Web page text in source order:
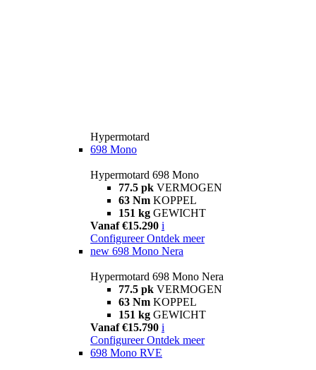
Hypermotard
698 Mono
Hypermotard 698 Mono
77.5 pk VERMOGEN
63 Nm KOPPEL
151 kg GEWICHT
Vanaf €15.290 i
Configureer Ontdek meer
new 698 Mono Nera
Hypermotard 698 Mono Nera
77.5 pk VERMOGEN
63 Nm KOPPEL
151 kg GEWICHT
Vanaf €15.790 i
Configureer Ontdek meer
698 Mono RVE